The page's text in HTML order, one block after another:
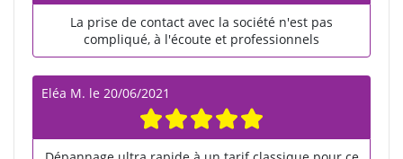
La prise de contact avec la société n'est pas
compliqué, à l'écoute et professionnels
Eléa M. le 20/06/2021